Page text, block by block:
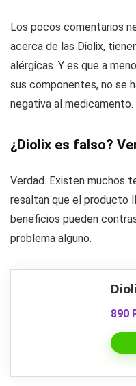
Los pocos comentarios
acerca de las Diolix,
alérgicas. Y es que a
sus componentes, no se
negativa al medicamento.
¿Diolix es falso?
Verdad. Existen muchos
resaltan que el producto
beneficios pueden
problema alguno.
890